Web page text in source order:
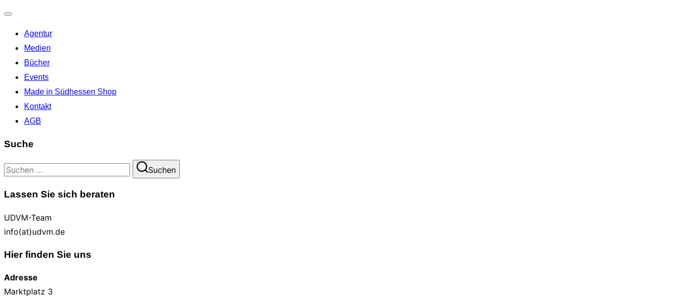
umschalten
Agentur
Medien
Bücher
Events
Made in Südhessen Shop
Kontakt
AGB
Suche
Suchen
Suchen
Lassen Sie sich beraten
UDVM-Team
info(at)udvm.de
Hier finden Sie uns
Adresse
Marktplatz 3